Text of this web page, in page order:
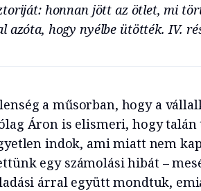
honnan jött az ötlet, mi
azóta, hogy nyélbe ütötték. IV.
a műsorban, hogy a
Áron is elismeri, hogy talán
indok, ami miatt nem
egy számolási hibát –
árral együtt mondtuk,